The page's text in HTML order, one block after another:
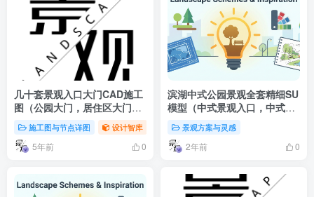
几十套景观入口大门CAD施工
图（公园大门，居住区大门，
T形舞台等）
施工图与节点详图 设计智库
5年前 0
滨湖中式公园景观全套精细SU
模型（中式景观入口，中式廊
亭）景观方案与灵感
2年前 0